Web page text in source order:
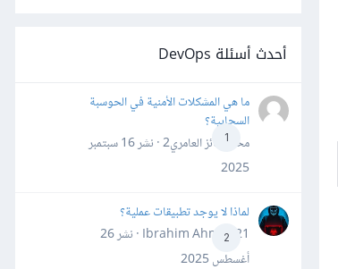
أحدث أسئلة DevOps
1
ما هي المشكلات الأمنية في الحوسبة
السحابية؟
محمد فائز العامري2 · نشر
16 سبتمبر
2025
2
لماذا لا يوجد تطبيقات عملية؟
Ibrahim Ahmed21 · نشر
26
أغسطس 2025